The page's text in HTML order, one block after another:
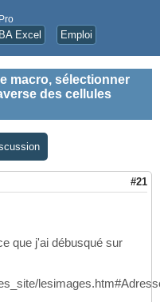
Excel Emploi
macro, sélectionner
des cellules
#21
que j'ai débusqué sur